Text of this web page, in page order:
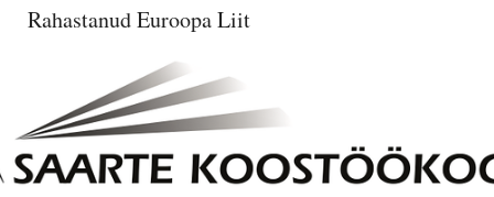
Rahastanud Euroopa Liit